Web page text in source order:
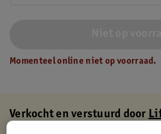
Momenteel online niet op voorraad.
Verkocht en verstuurd door